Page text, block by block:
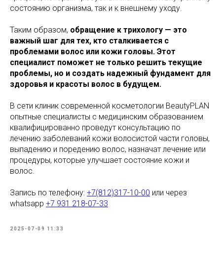
состоянию организма, так и к внешнему уходу.
Таким образом, обращение к трихологу — это
важный шаг для тех, кто сталкивается с
проблемами волос или кожи головы. Этот
специалист поможет не только решить текущие
проблемы, но и создать надежный фундамент для
здоровья и красоты волос в будущем.
В сети клиник современной косметологии BeautyPLAN
опытные специалисты с медицинским образованием
квалифицированно проведут консультацию по
лечению заболеваний кожи волосистой части головы,
выпадению и поредению волос, назначат лечение или
процедуры, которые улучшает состояние кожи и
волос.
Запись по телефону: +7(812)317-10-00 или через
whatsapp +7 931 218-07-33
2025-07-09 11:33